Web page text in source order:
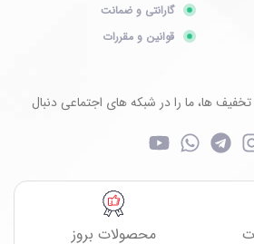
گارانتی و ضمانت
قوانین و مقررات
ها، ما را در شبکه های اجتماعی دنبال
محصولات بروز